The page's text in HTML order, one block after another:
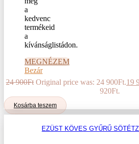
a
kedvenc
termékeid
a
kívánságlistádon.
MEGNÉZEM
Bezár
24 900Ft Original price was: 24 900Ft.19
920Ft.
Kosárba teszem
EZÜST KÖVES GYŰRŰ